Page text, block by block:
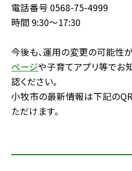
電話番号 0568-75-4999
時間 9:30〜17:30
今後も、運用の変更の可能性が
ページや子育てアプリ等でお
認ください。
小牧市の最新情報は下記の
ただけます。